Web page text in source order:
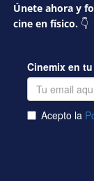
Únete ahora y
cine en físico. 👇